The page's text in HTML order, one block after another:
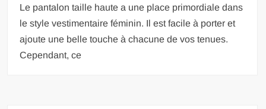
Le pantalon taille haute a une place primordiale dans
le style vestimentaire féminin. Il est facile à porter et
ajoute une belle touche à chacune de vos tenues.
Cependant, ce